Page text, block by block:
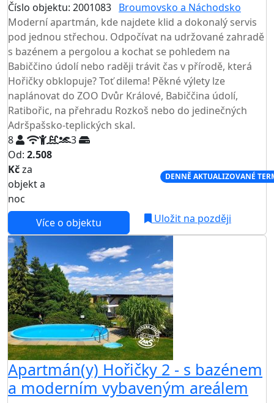
Číslo objektu: 2001083 Broumovsko a Náchodsko
Moderní apartmán, kde najdete klid a dokonalý servis
pod jednou střechou. Odpočívat na udržované zahradě
s bazénem a pergolou a kochat se pohledem na
Babiččino údolí nebo raději trávit čas v přírodě, která
Hořičky obklopuje? Toť dilema! Pěkné výlety lze
naplánovat do ZOO Dvůr Králové, Babiččina údolí,
Ratibořic, na přehradu Rozkoš nebo do jedinečných
Adršpašsko-teplických skal.
8
3
Od: 2.508
Kčza
objekt a
noc
DENNĚ AKTUALIZOVANÉ
Více o objektu Uložit na později
Apartmán(y) Hořičky 2 - s bazénem
a moderním vybaveným areálem